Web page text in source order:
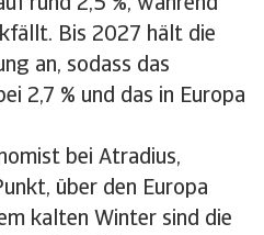
rund 2,5 %, während
Bis 2027 hält die
an, sodass das
2,7 % und das in Europa
bei Atradius,
über den Europa
kalten Winter sind die